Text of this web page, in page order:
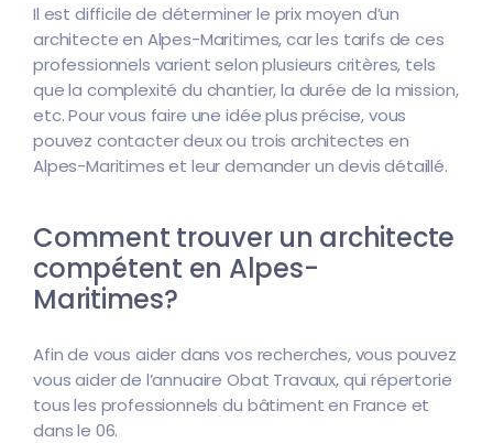
Il est difficile de déterminer le prix moyen d’un
architecte en Alpes-Maritimes, car les tarifs de ces
professionnels varient selon plusieurs critères, tels
que la complexité du chantier, la durée de la mission,
etc. Pour vous faire une idée plus précise, vous
pouvez contacter deux ou trois architectes en
Alpes-Maritimes et leur demander un devis détaillé.
Comment trouver un architecte
compétent en Alpes-
Maritimes?
Afin de vous aider dans vos recherches, vous pouvez
vous aider de l’annuaire Obat Travaux, qui répertorie
tous les professionnels du bâtiment en France et
dans le 06.